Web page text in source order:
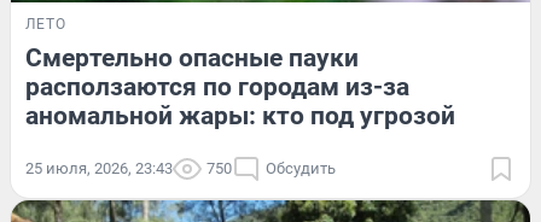
ЛЕТО
Смертельно опасные пауки
расползаются по городам из-за
аномальной жары: кто под угрозой
25 июля, 2026, 23:43 750 Обсудить